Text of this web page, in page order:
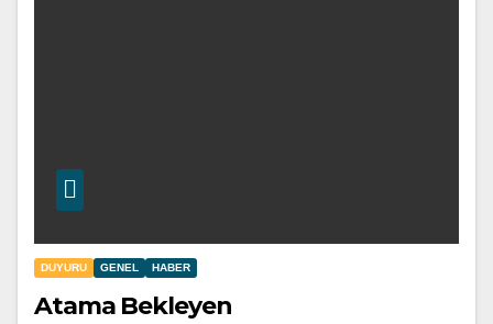
DUYURU GENEL HABER
Atama Bekleyen